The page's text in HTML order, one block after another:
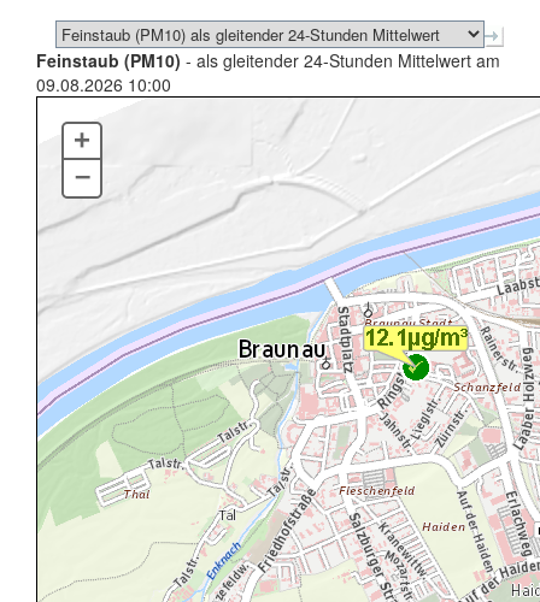
Feinstaub (PM10) - als gleitender 24-Stunden Mittelwert am
09.08.2026 10:00
+
–